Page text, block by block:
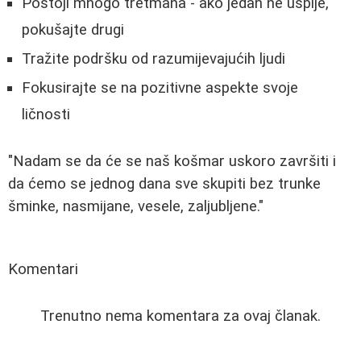
Postoji mnogo tretmana - ako jedan ne uspije,
pokušajte drugi
Tražite podršku od razumijevajućih ljudi
Fokusirajte se na pozitivne aspekte svoje
ličnosti
"Nadam se da će se naš košmar uskoro završiti i
da ćemo se jednog dana sve skupiti bez trunke
šminke, nasmijane, vesele, zaljubljene."
Komentari
Trenutno nema komentara za ovaj članak.